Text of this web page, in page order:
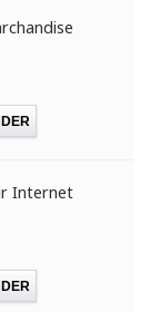
Internet